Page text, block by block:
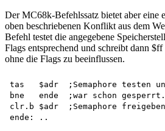
Der MC68k-Befehlssatz bietet aber eine
oben beschriebenen Konflikt aus dem
Befehl testet die angegebene
Flags entsprechend und schreibt dann
ohne die Flags zu beeinflussen.
tas   $adr  ;Semaphore testen
bne   ende  ;war schon
clr.b $adr  ;Semaphore freigeben